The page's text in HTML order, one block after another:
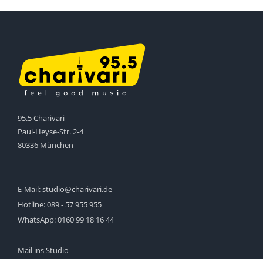
95.5 Charivari
Paul-Heyse-Str. 2-4
80336 München
E-Mail:studio@charivari.de
Hotline:089 - 57 955 955
WhatsApp:0160 99 18 16 44
Mail ins Studio